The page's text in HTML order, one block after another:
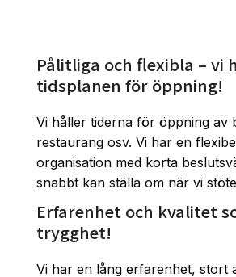
Pålitliga och flexibla – vi
tidsplanen för öppning!
Vi håller tiderna för öppning av
restaurang osv. Vi har en
organisation med korta
snabbt kan ställa om när vi
Erfarenhet och kvalitet
trygghet!
Vi har en lång erfarenhet, stort